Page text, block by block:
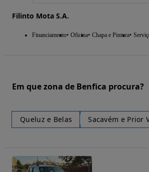
Filinto Mota S.A.
Financiamento Oficina Chapa e Pintura
Em que zona de Benfica procura?
Queluz e Belas Sacavém e Prior